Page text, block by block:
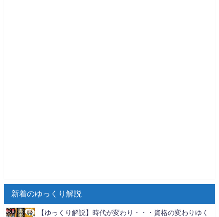
新着のゆっくり解説
【ゆっくり解説】時代が変わり・・・資格の変わりゆく